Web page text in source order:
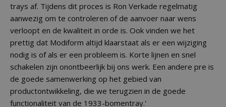
trays af. Tijdens dit proces is Ron Verkade regelmatig
aanwezig om te controleren of de aanvoer naar wens
verloopt en de kwaliteit in orde is. Ook vinden we het
prettig dat Modiform altijd klaarstaat als er een wijziging
nodig is of als er een probleem is. Korte lijnen en snel
schakelen zijn onontbeerlijk bij ons werk. Een andere pre is
de goede samenwerking op het gebied van
productontwikkeling, die we terugzien in de goede
functionaliteit van de 1933-bomentray.'